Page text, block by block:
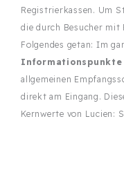
Registrierkassen. Um
die durch Besucher mit
Folgendes getan: Im
Informationspunkte
allgemeinen
direkt am Eingang.
Kernwerte von Lucien: